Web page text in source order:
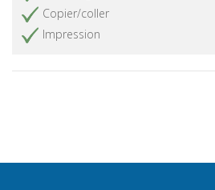
Copier/coller
Impression